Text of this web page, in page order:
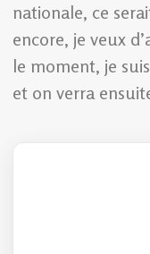
nationale, ce
encore, je veux
le moment, je
et on verra